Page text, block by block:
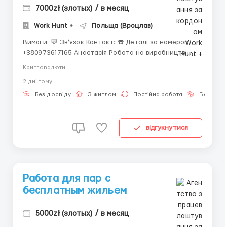
7000zł (злотых) / в месяц
Work Hunt + Польща (Вроцлав)
Вимоги: 💬 Зв’язок Контакт: ☎️ Деталі за номером
+380973617165 Анастасія Робота на виробництві
років. 📍 Місто праці: Польща, Oława, Ofiar Katynia
5 (~30 км від Wrocław). 📍 ...
Криптовалюти
2 днi тому
Без досвіду З житлом Постійна робота Без
відгукнутися
Работа для пар с
бесплатным жильем
5000zł (злотых) / в месяц